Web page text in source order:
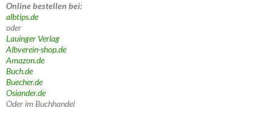
Online bestellen bei:
albtips.de
oder
Lauinger Verlag
Albverein-shop.de
Amazon.de
Buch.de
Buecher.de
Osiander.de
Oder im Buchhandel